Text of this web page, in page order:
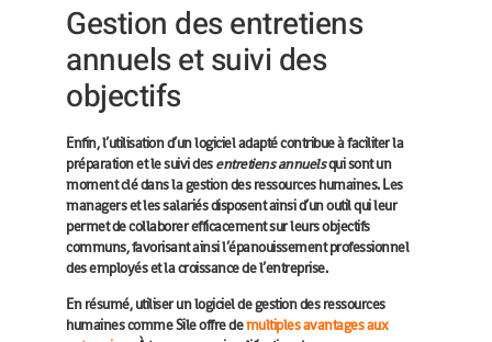
Gestion des entretiens
annuels et suivi des
objectifs
Enfin, l’utilisation d’un logiciel adapté contribue à faciliter la
préparation et le suivi desentretiens annuelsqui sont un
moment clé dans la gestion des ressources humaines. Les
managers et les salariés disposent ainsi d’un outil qui leur
permet de collaborer efficacement sur leurs objectifs
communs, favorisant ainsi l’épanouissement professionnel
des employés et la croissance de l’entreprise.
En résumé, utiliser un logiciel de gestion des ressources
humaines comme Sile offre demultiples avantages aux